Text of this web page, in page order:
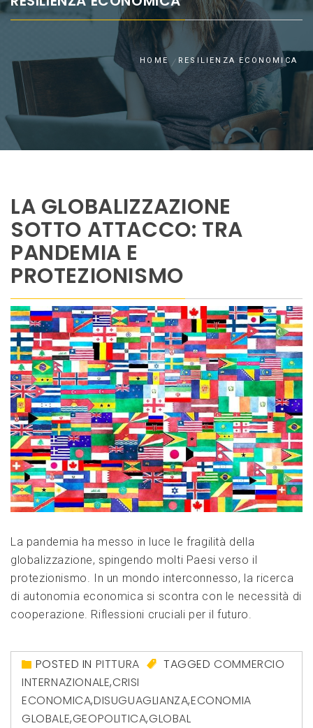
HOME RESILIENZA ECONOMICA
LA GLOBALIZZAZIONE
SOTTO ATTACCO: TRA
PANDEMIA E
PROTEZIONISMO
La pandemia ha messo in luce le fragilità della
globalizzazione, spingendo molti Paesi verso il
protezionismo. In un mondo interconnesso, la ricerca
di autonomia economica si scontra con le necessità di
cooperazione. Riflessioni cruciali per il futuro.
POSTED IN PITTURA TAGGEDCOMMERCIO
INTERNAZIONALE,CRISI
ECONOMICA,DISUGUAGLIANZA,ECONOMIA
GLOBALE,GEOPOLITICA,GLOBAL